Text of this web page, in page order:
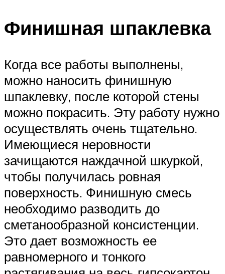
Финишная шпаклевка
Когда все работы выполнены,
можно наносить финишную
шпаклевку, после которой стены
можно покрасить. Эту работу нужно
осуществлять очень тщательно.
Имеющиеся неровности
зачищаются наждачной шкуркой,
чтобы получилась ровная
поверхность. Финишную смесь
необходимо разводить до
сметанообразной консистенции.
Это дает возможность ее
равномерного и тонкого